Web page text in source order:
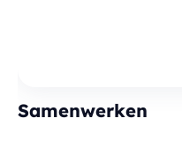
Samenwerken